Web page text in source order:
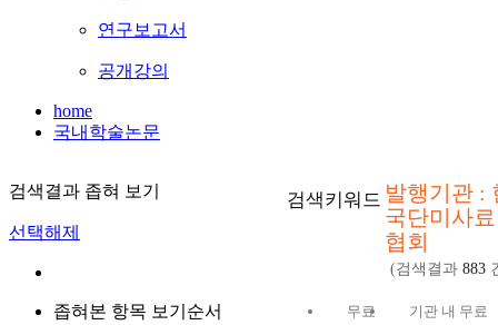
연구보고서
공개강의
home
국내학술논문
검색결과 좁혀 보기
선택해제
좁혀본 항목 보기순서
검색키워드 발행기관 :
국단미사료
협회
(검색결과 883
무료
기관 내 무료